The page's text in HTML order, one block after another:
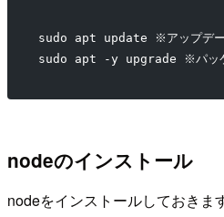
sudo apt update ※アップデー
sudo apt -y upgrade ※パッケ
nodeのインストール
nodeをインストールしておきます